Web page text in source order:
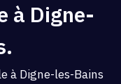
à Digne-
à Digne-les-Bains